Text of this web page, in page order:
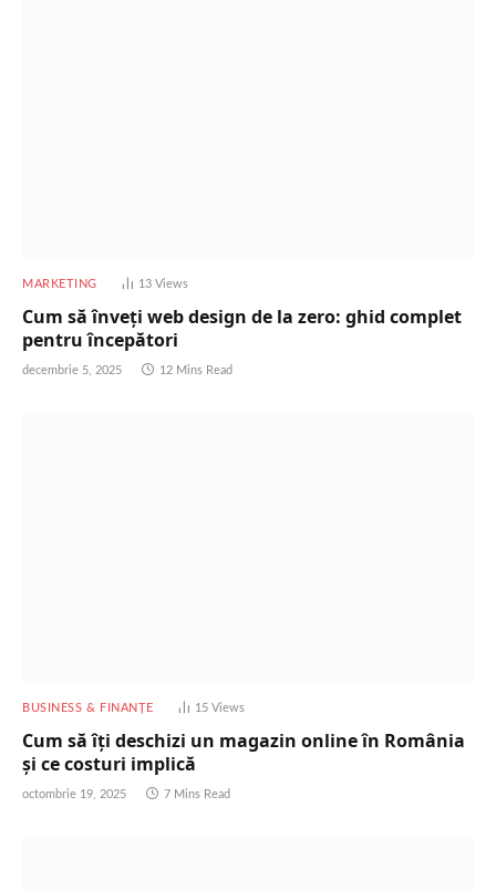
MARKETING 13 Views
Cum să înveți web design de la zero: ghid complet
pentru începători
decembrie 5, 2025 12 Mins Read
BUSINESS & FINANȚE 15 Views
Cum să îți deschizi un magazin online în România
și ce costuri implică
octombrie 19, 2025 7 Mins Read